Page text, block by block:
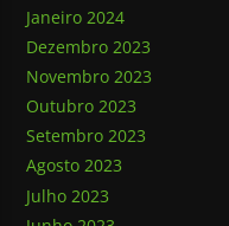
Janeiro 2024
Dezembro 2023
Novembro 2023
Outubro 2023
Setembro 2023
Agosto 2023
Julho 2023